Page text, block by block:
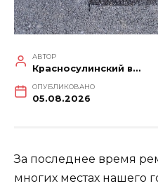
АВТОР
Красносулинский вестник
ОПУБЛИКОВАНО
05.08.2026
За последнее время
многих местах нашего